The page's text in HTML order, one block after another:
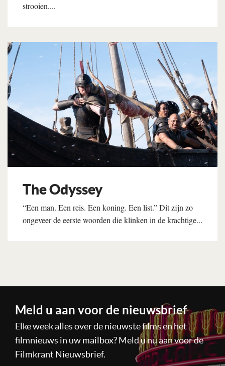
strooien....
Lees verder
The Odyssey
“Een man. Een reis. Een koning. Een list.” Dit zijn zo
ongeveer de eerste woorden die klinken in de krachtige...
Meld u aan voor de nieuwsbrief
Elke week alles over de nieuwste films en het
filmnieuws in uw mailbox? Meld u nu aan voor de
Filmkrant Nieuwsbrief.